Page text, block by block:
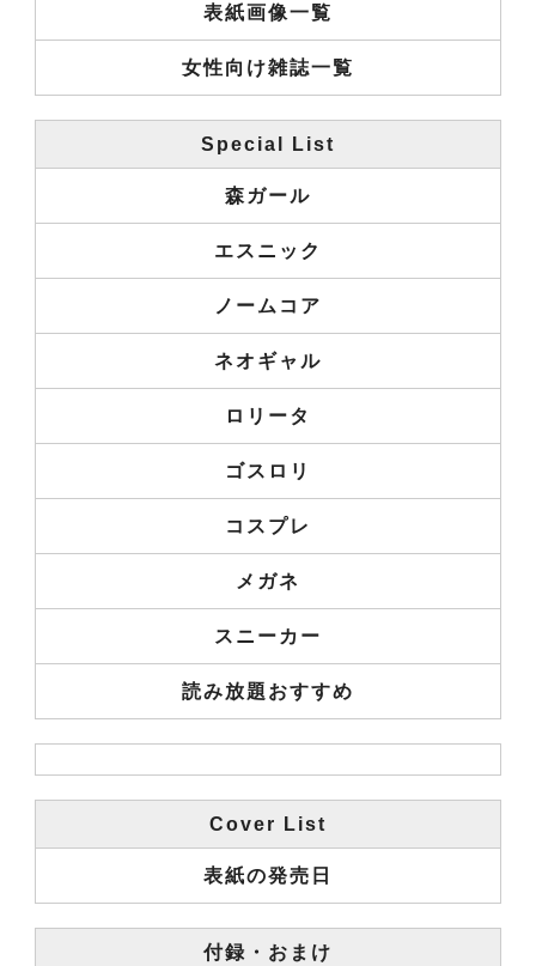
表紙画像一覧
女性向け雑誌一覧
Special List
森ガール
エスニック
ノームコア
ネオギャル
ロリータ
ゴスロリ
コスプレ
メガネ
スニーカー
読み放題おすすめ
Cover List
表紙の発売日
付録・おまけ